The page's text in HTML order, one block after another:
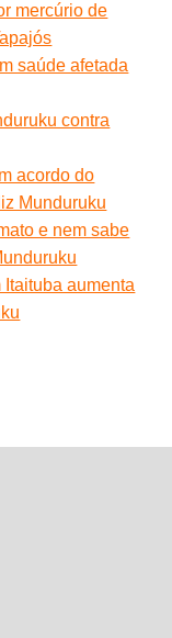
mercúrio de
saúde afetada
contra
acordo do
Munduruku
e nem sabe
aumenta